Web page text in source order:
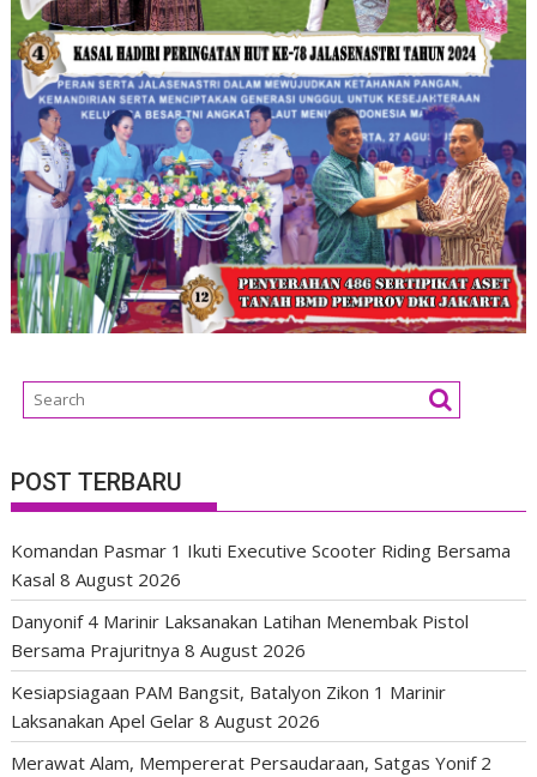
POST TERBARU
Komandan Pasmar 1 Ikuti Executive Scooter Riding Bersama
Kasal 8 August 2026
Danyonif 4 Marinir Laksanakan Latihan Menembak Pistol
Bersama Prajuritnya 8 August 2026
Kesiapsiagaan PAM Bangsit, Batalyon Zikon 1 Marinir
Laksanakan Apel Gelar 8 August 2026
Merawat Alam, Mempererat Persaudaraan, Satgas Yonif 2